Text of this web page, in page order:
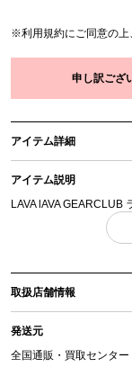
※利用規約にご同意の上
申し訳ござ
アイテム詳細
アイテム説明
LAVA lAVA GEARCLUB
「付属品」・・・ 写真
(撮影、運搬備品は除く)
アイテム状態
中古：B（使用感少な目/
商品管理コード
取扱店舗情報
発送元
全国通販・買取センター